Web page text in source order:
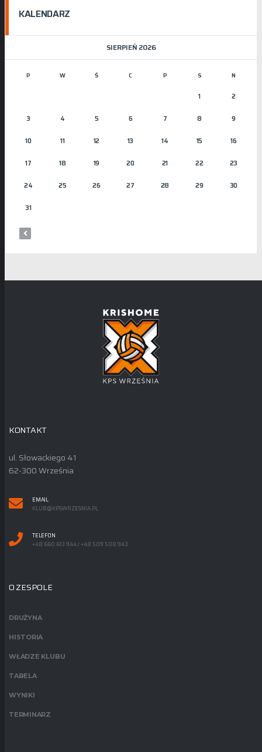
KALENDARZ
SIERPIEŃ 2026
P W Ś C P S N
1 2
3 4 5 6 7 8 9
10 11 12 13 14 15 16
17 18 19 20 21 22 23
24 25 26 27 28 29 30
31
KONTAKT
ul. Słowackiego 41
62-300 Września
EMAIL
KLUB@KPSWRZESNIA.PL
TELEFON
+48 660 613 944 / +48 509 508 943
O ZESPOLE
DRUŻYNA
HISTORIA
WŁADZE KLUBU
TABELA
WYNIKI
TERMINARZ